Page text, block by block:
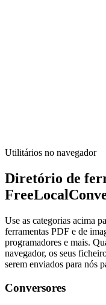
Utilitários no navegador
Diretório de
Use as categorias acima
ferramentas PDF e de
programadores e mais.
navegador, os seus
serem enviados para nós
Conversores